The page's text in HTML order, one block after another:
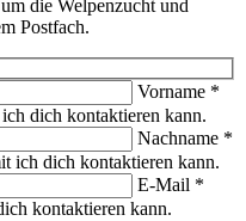
die Welpenzucht und
Postfach.
Vorname *
dich kontaktieren kann.
Nachname *
ich dich kontaktieren kann.
E-Mail *
kontaktieren kann.